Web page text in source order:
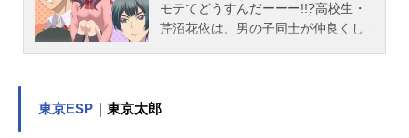
モテてどうすんだーーー!!?高校生・
芹沼花依は、男の子同士が仲良くし
体重が激減し、それがきっかけで美
東京ESP ｜東京太郎